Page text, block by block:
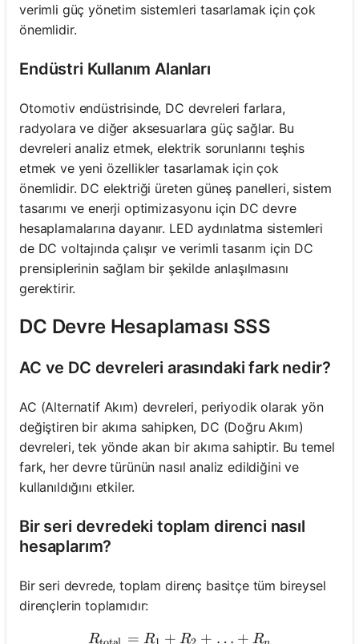
verimli güç yönetim sistemleri tasarlamak için çok
önemlidir.
Endüstri Kullanım Alanları
Otomotiv endüstrisinde, DC devreleri farlara,
radyolara ve diğer aksesuarlara güç sağlar. Bu
devreleri analiz etmek, elektrik sorunlarını teşhis
etmek ve yeni özellikler tasarlamak için çok
önemlidir. DC elektriği üreten güneş panelleri, sistem
tasarımı ve enerji optimizasyonu için DC devre
hesaplamalarına dayanır. LED aydınlatma sistemleri
de DC voltajında çalışır ve verimli tasarım için DC
prensiplerinin sağlam bir şekilde anlaşılmasını
gerektirir.
DC Devre Hesaplaması SSS
AC ve DC devreleri arasındaki fark nedir?
AC (Alternatif Akım) devreleri, periyodik olarak yön
değiştiren bir akıma sahipken, DC (Doğru Akım)
devreleri, tek yönde akan bir akıma sahiptir. Bu temel
fark, her devre türünün nasıl analiz edildiğini ve
kullanıldığını etkiler.
Bir seri devredeki toplam direnci nasıl
hesaplarım?
Bir seri devrede, toplam direnç basitçe tüm bireysel
dirençlerin toplamıdır:
R_{\text{total}} = R_1 +
R = R + R + … + R